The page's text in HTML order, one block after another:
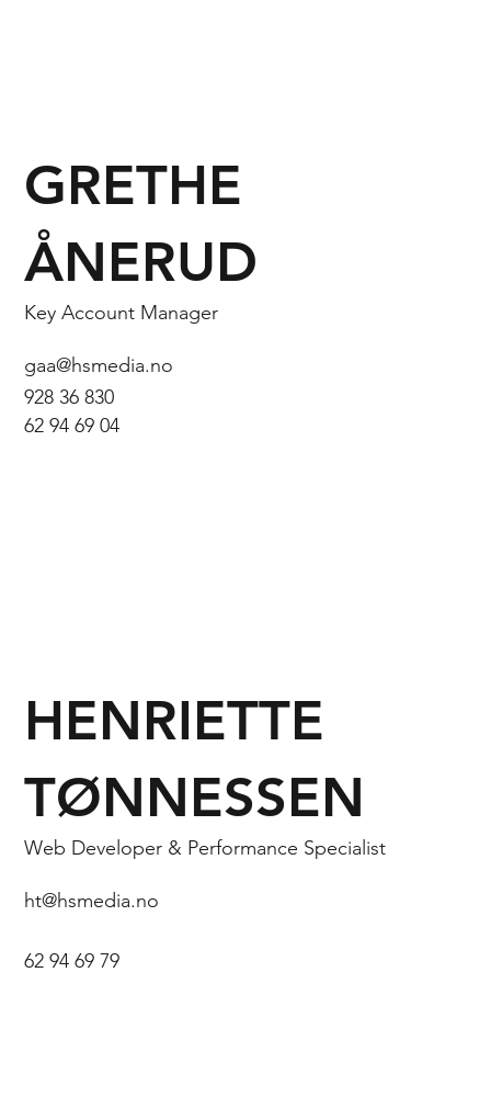
GRETHE
ÅNERUD
Key Account Manager
gaa@hsmedia.no
928 36 830
62 94 69 04
HENRIETTE
TØNNESSEN
Web Developer & Performance Specialist
ht@hsmedia.no
62 94 69 79